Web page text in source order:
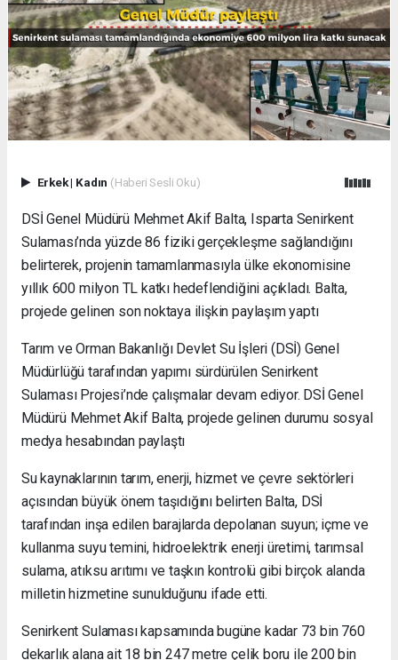
Erkek| Kadın (Haberi Sesli Oku)
DSİ Genel Müdürü Mehmet Akif Balta, Isparta Senirkent
Sulaması’nda yüzde 86 fiziki gerçekleşme sağlandığını
belirterek, projenin tamamlanmasıyla ülke ekonomisine
yıllık 600 milyon TL katkı hedeflendiğini açıkladı. Balta,
projede gelinen son noktaya ilişkin paylaşım yaptı
Tarım ve Orman Bakanlığı Devlet Su İşleri (DSİ) Genel
Müdürlüğü tarafından yapımı sürdürülen Senirkent
Sulaması Projesi’nde çalışmalar devam ediyor. DSİ Genel
Müdürü Mehmet Akif Balta, projede gelinen durumu sosyal
medya hesabından paylaştı
Su kaynaklarının tarım, enerji, hizmet ve çevre sektörleri
açısından büyük önem taşıdığını belirten Balta, DSİ
tarafından inşa edilen barajlarda depolanan suyun; içme ve
kullanma suyu temini, hidroelektrik enerji üretimi, tarımsal
sulama, atıksu arıtımı ve taşkın kontrolü gibi birçok alanda
milletin hizmetine sunulduğunu ifade etti.
Senirkent Sulaması kapsamında bugüne kadar 73 bin 760
dekarlık alana ait 18 bin 247 metre çelik boru ile 200 bin